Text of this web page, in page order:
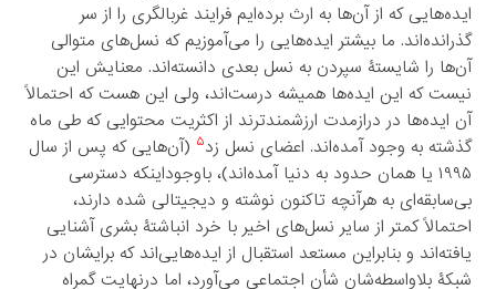
ایده‌هایی که از آن‌ها به ارث برده‌ایم فرایند غربالگری را از سر
گذرانده‌اند. ما بیشتر ایده‌هایی را می‌آموزیم که نسل‌های متوالی
آن‌ها را شایستۀ سپردن به نسل بعدی دانسته‌اند. معنایش این
نیست که این ایده‌ها همیشه درست‌اند، ولی این هست که احتمالاً
آن ایده‌ها در درازمدت ارزشمندترند از اکثریت محتوایی که طی ماه
گذشته به وجود آمده‌اند. اعضای نسل زد۵ (آن‌هایی که پس از سال
۱۹۹۵ یا همان حدود به دنیا آمده‌اند)، باوجوداینکه دسترسی
بی‌سابقه‌ای به هرآنچه تاکنون نوشته و دیجیتالی شده دارند،
احتمالاً کمتر از سایر نسل‌های اخیر با خرد انباشتۀ بشری آشنایی
یافته‌اند و بنابراین مستعد استقبال از ایده‌هایی‌اند که برایشان در
شبکۀ بلاواسطه‌شان شأن اجتماعی می‌آورد، اما درنهایت گمراه